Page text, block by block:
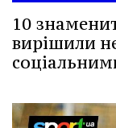
10
вирішили